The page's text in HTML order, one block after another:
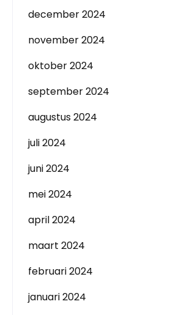
december 2024
november 2024
oktober 2024
september 2024
augustus 2024
juli 2024
juni 2024
mei 2024
april 2024
maart 2024
februari 2024
januari 2024